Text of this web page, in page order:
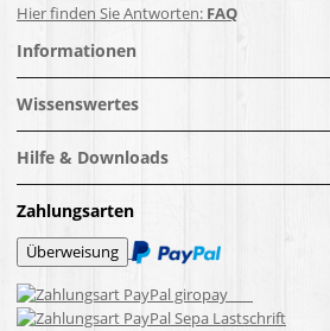
Hier finden Sie Antworten: FAQ
Informationen
Wissenswertes
Hilfe & Downloads
Zahlungsarten